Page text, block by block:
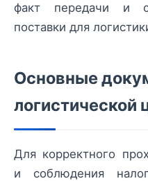
факт передачи и
поставки для
Основные
логистической
Для корректного
и соблюдения